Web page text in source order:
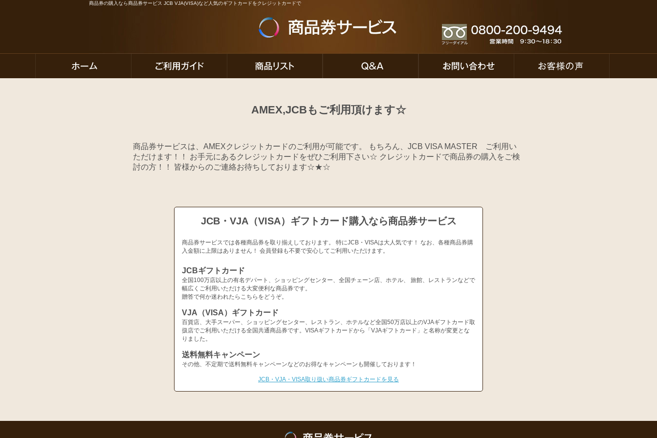
商品券の購入なら商品券サービス JCB VJA(VISA)など人気のギフトカードをクレジットカードで
AMEX,JCBもご利用頂けます☆
商品券サービスは、AMEXクレジットカードのご利用が可能です。 もちろん、JCB VISA MASTER ご利用い
ただけます！！ お手元にあるクレジットカードをぜひご利用下さい☆ クレジットカードで商品券の購入をご検
討の方！！ 皆様からのご連絡お待ちしております☆★☆
JCB・VJA（VISA）ギフトカード購入なら商品券サービス
商品券サービスでは各種商品券を取り揃えしております。 特にJCB・VISAは大人気です！ なお、各種商品券購
入金額に上限はありません！ 会員登録も不要で安心してご利用いただけます。
JCBギフトカード
全国100万店以上の有名デパート、ショッピングセンター、全国チェーン店、ホテル、 旅館、レストランなどで
幅広くご利用いただける大変便利な商品券です。
贈答で何か迷われたらこちらをどうぞ。
VJA（VISA）ギフトカード
百貨店、大手スーパー、ショッピングセンター、レストラン、ホテルなど全国50万店以上のVJAギフトカード取
扱店でご利用いただける全国共通商品券です。VISAギフトカードから「VJAギフトカード」と名称が変更とな
りました。
送料無料キャンペーン
その他、不定期で送料無料キャンペーンなどのお得なキャンペーンも開催しております！
JCB・VJA・VISA取り扱い商品券ギフトカードを見る